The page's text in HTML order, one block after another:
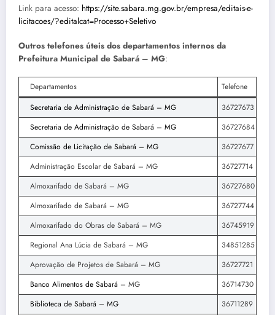
Link para acesso: https://site.sabara.mg.gov.br/empresa/editais-e-
licitacoes/?editalcat=Processo+Seletivo
Outros telefones úteis dos departamentos internos da
Prefeitura Municipal de Sabará – MG:
Departamentos
Telefone
Secretaria de Administração de Sabará – MG
36727673
Secretaria de Administração de Sabará – MG
36727684
Comissão de Licitação de Sabará – MG
36727677
Administração Escolar de Sabará – MG
36727714
Almoxarifado de Sabará – MG
36727680
Almoxarifado de Sabará – MG
36727744
Almoxarifado do Obras de Sabará – MG
36745919
Regional Ana Lúcia de Sabará – MG
34851285
Aprovação de Projetos de Sabará – MG
36727721
Banco Alimentos de Sabará – MG
36714730
Biblioteca de Sabará – MG
36711289